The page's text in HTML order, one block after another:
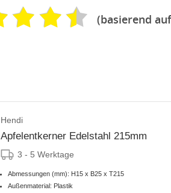
(basierend
Hendi
Apfelentkerner Edelstahl 215mm
3 - 5 Werktage
Abmessungen (mm): H15 x B25 x T215
Außenmaterial: Plastik